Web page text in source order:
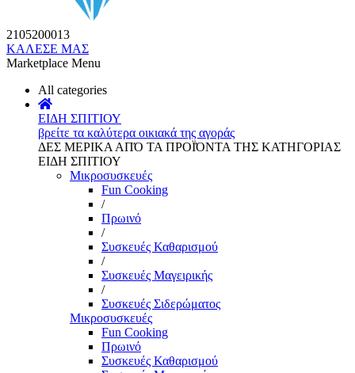
2105200013
ΚΑΛΕΣΕ ΜΑΣ
Marketplace Menu
All categories
ΕΙΔΗ ΣΠΙΤΙΟΥ
βρείτε τα καλύτερα οικιακά της αγοράς
ΔΕΣ ΜΕΡΙΚΑ ΑΠΌ ΤΑ ΠΡΟΪΌΝΤΑ ΤΗΣ ΚΑΤΗΓΟΡΙΑΣ
ΕΙΔΗ ΣΠΙΤΙΟΥ
Μικροσυσκευές
Fun Cooking
/
Πρωινό
/
Συσκευές Καθαρισμού
/
Συσκευές Μαγειρικής
/
Συσκευές Σιδερώματος
Μικροσυσκευές
Fun Cooking
Πρωινό
Συσκευές Καθαρισμού